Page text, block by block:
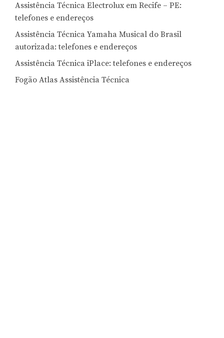
Assistência Técnica Electrolux em Recife – PE:
telefones e endereços
Assistência Técnica Yamaha Musical do Brasil
autorizada: telefones e endereços
Assistência Técnica iPlace: telefones e endereços
Fogão Atlas Assistência Técnica